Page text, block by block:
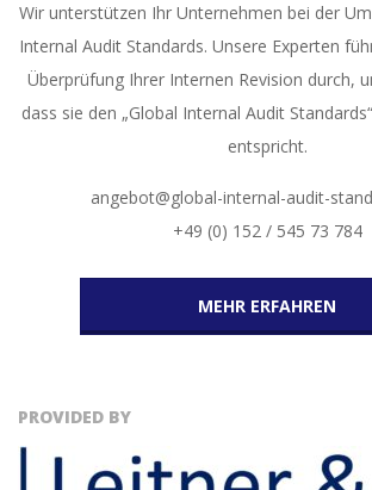
Wir unterstützen Ihr Unternehmen bei der
Internal Audit Standards. Unsere Experten
Überprüfung Ihrer Internen Revision durch,
dass sie den „Global Internal Audit
entspricht.
angebot@global-internal-audit-
+49 (0) 152 / 545 73 784
MEHR ERFAHREN
PROVIDED BY